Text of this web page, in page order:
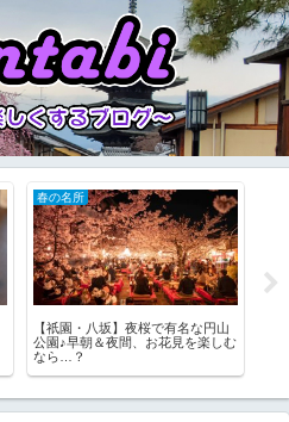
お店紹介
【烏丸御池】SNS映え必至！花の
形をした餡が美しい”アイスブー
ケ”♪ (THISIS)SHIZEN